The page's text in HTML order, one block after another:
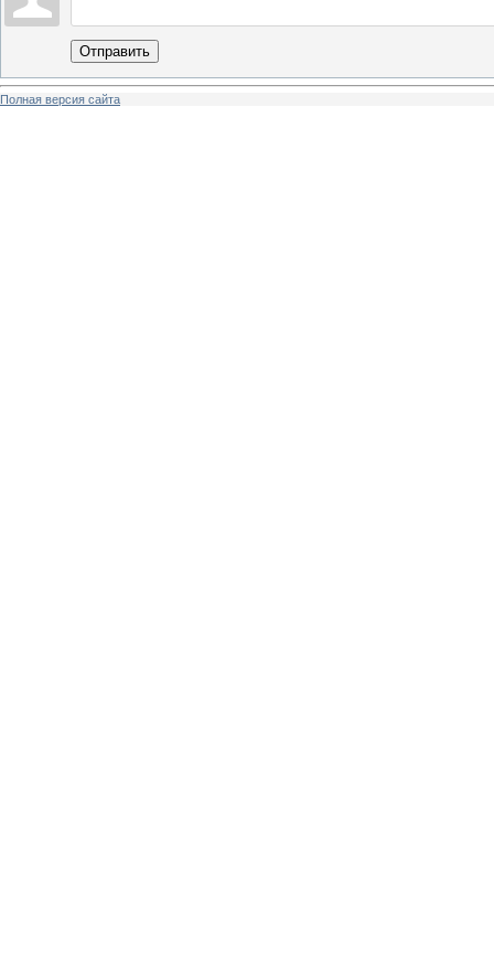
Отправить
Полная версия сайта